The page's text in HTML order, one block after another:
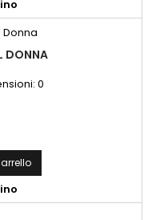
DONNA
0